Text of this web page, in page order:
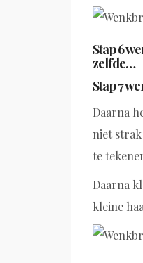
Stap 6
zelfde…
Stap 7
Daarna
niet
te
Daarna
kleine